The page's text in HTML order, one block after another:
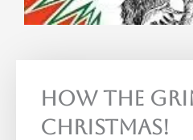
How The
Christmas!